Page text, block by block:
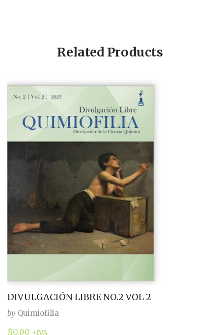
Related Products
DIVULGACIÓN LIBRE NO.2 VOL 2
by Quimiofilia
$0.00 +IVA